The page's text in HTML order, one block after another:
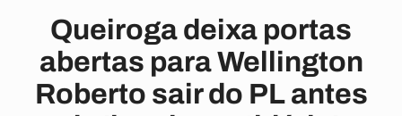
Queiroga deixa portas
abertas para Wellington
Roberto sair do PL antes